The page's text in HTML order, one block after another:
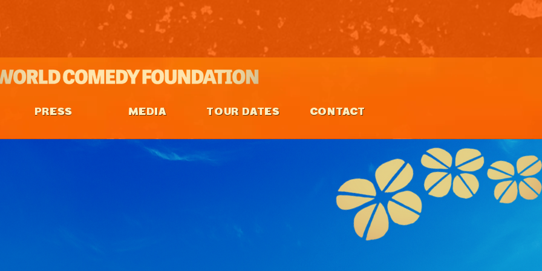
PRESS MEDIA TOUR DATES CONTACT